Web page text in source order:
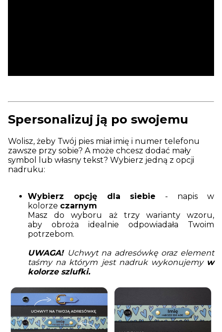
Spersonalizuj ją po swojemu
Wolisz, żeby Twój pies miał imię i numer telefonu
zawsze przy sobie? A może chcesz dodać mały
symbol lub własny tekst? Wybierz jedną z opcji
nadruku:
Wybierz opcję dla siebie - napis w
kolorze czarnym
Masz do wyboru aż trzy warianty wzoru,
aby obroża idealnie odpowiadała Twoim
potrzebom.
UWAGA! Uchwyt na adresówkę oraz element
taśmy na którym jest nadruk wykonujemy w
kolorze szlufki.